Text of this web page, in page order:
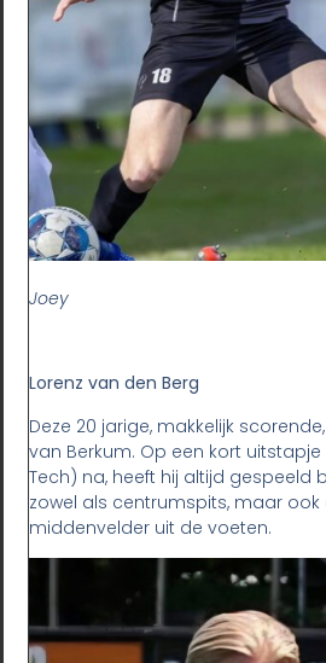
Joey
Lorenz van den Berg
Deze 20 jarige, makkelijk
van Berkum. Op een kort uitstapje
Tech) na, heeft hij altijd gespeeld
zowel als centrumspits, maar
middenvelder uit de voeten.